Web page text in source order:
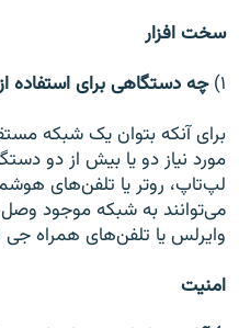
سخت افزار
۱) چه دستگاهی برای استفاده
برای آنکه بتوان یک شبکه
مورد نیاز دو یا بیش از دو
لپ‌تاپ،‌ روتر یا تلفن‌های
می‌توانند به شبکه موجود
وایرلس یا تلفن‌های همراه جی
امنیت